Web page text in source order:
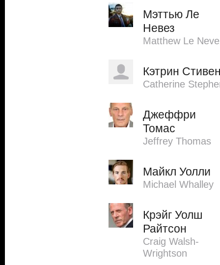
Мэттью Ле
Невез
Matthew Le
Кэтрин
Catherine
Джеффри
Томас
Jeffrey Thomas
Майкл Уолли
Michael Whalley
Крэйг Уолш
Райтсон
Craig Walsh-
Wrightson